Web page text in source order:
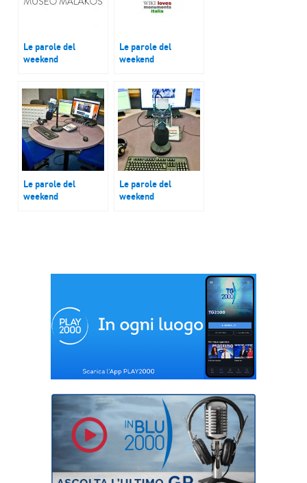
Le parole del
weekend
(PG)
Le parole del
weekend
Le parole del
weekend
Le parole del
weekend